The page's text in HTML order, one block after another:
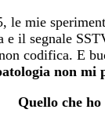
le mie
e il segnale
codifica. E
non
Quello che